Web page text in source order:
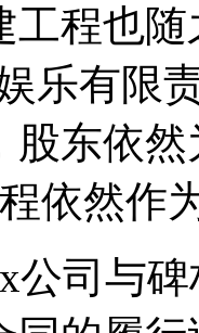
工程也
乐有限
股东依
依然作
公司与